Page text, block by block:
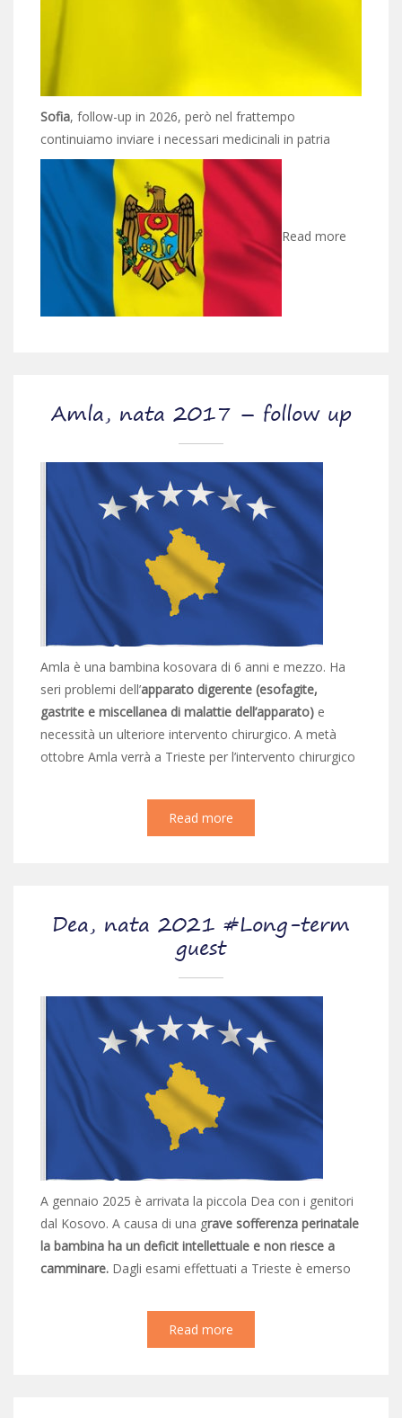
Sofia, follow-up in 2026, però nel frattempo
continuiamo inviare i necessari medicinali in patria
Read more
Amla, nata 2017 – follow up
Amla è una bambina kosovara di 6 anni e mezzo. Ha
seri problemi dell’apparato digerente (esofagite,
gastrite e miscellanea di malattie dell’apparato) e
necessità un ulteriore intervento chirurgico. A metà
ottobre Amla verrà a Trieste per l’intervento chirurgico
Read more
Dea, nata 2021 #Long-term
guest
A gennaio 2025 è arrivata la piccola Dea con i genitori
dal Kosovo. A causa di una grave sofferenza perinatale
la bambina ha un deficit intellettuale e non riesce a
camminare. Dagli esami effettuati a Trieste è emerso
Read more